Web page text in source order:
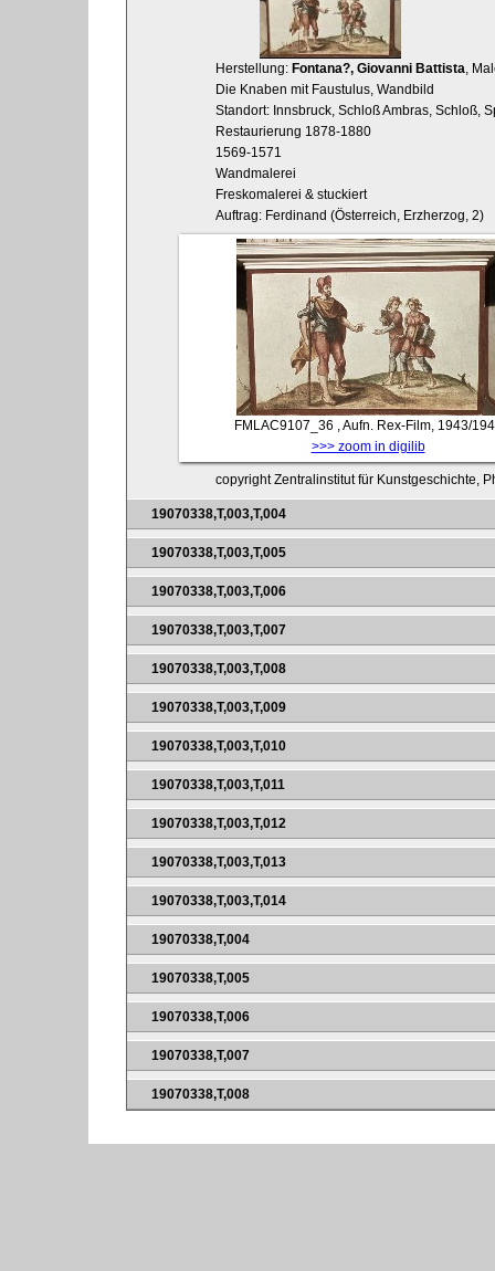
Herstellung: Fontana?, Giovanni Battista,
Die Knaben mit Faustulus, Wandbild
Standort: Innsbruck, Schloß Ambras, Schloß,
Restaurierung 1878-1880
1569-1571
Wandmalerei
Freskomalerei & stuckiert
Auftrag: Ferdinand (Österreich, Erzherzog, 2)
FMLAC9107_36 , Aufn. Rex-Film, 1943/
>>> zoom in digilib
copyright Zentralinstitut für Kunstgeschichte,
19070338,T,003,T,004
19070338,T,003,T,005
19070338,T,003,T,006
19070338,T,003,T,007
19070338,T,003,T,008
19070338,T,003,T,009
19070338,T,003,T,010
19070338,T,003,T,011
19070338,T,003,T,012
19070338,T,003,T,013
19070338,T,003,T,014
19070338,T,004
19070338,T,005
19070338,T,006
19070338,T,007
19070338,T,008